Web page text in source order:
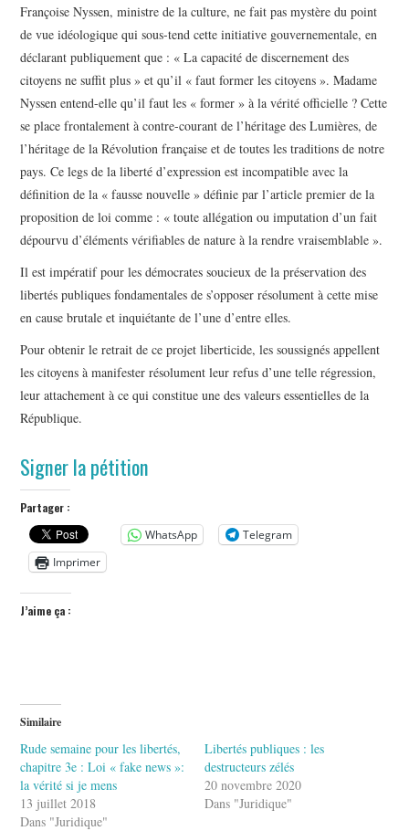
Françoise Nyssen, ministre de la culture, ne fait pas mystère du point
de vue idéologique qui sous-tend cette initiative gouvernementale, en
déclarant publiquement que : « La capacité de discernement des
citoyens ne suffit plus » et qu’il « faut former les citoyens ». Madame
Nyssen entend-elle qu’il faut les « former » à la vérité officielle ? Cette
se place frontalement à contre-courant de l’héritage des Lumières, de
l’héritage de la Révolution française et de toutes les traditions de notre
pays. Ce legs de la liberté d’expression est incompatible avec la
définition de la « fausse nouvelle » définie par l’article premier de la
proposition de loi comme : « toute allégation ou imputation d’un fait
dépourvu d’éléments vérifiables de nature à la rendre vraisemblable ».
Il est impératif pour les démocrates soucieux de la préservation des
libertés publiques fondamentales de s’opposer résolument à cette mise
en cause brutale et inquiétante de l’une d’entre elles.
Pour obtenir le retrait de ce projet liberticide, les soussignés appellent
les citoyens à manifester résolument leur refus d’une telle régression,
leur attachement à ce qui constitue une des valeurs essentielles de la
République.
Signer la pétition
Partager :
WhatsApp
Telegram
Imprimer
J’aime ça :
Similaire
Rude semaine pour les libertés,
chapitre 3e : Loi « fake news »:
la vérité si je mens
13 juillet 2018
Dans "Juridique"
Libertés publiques : les
destructeurs zélés
20 novembre 2020
Dans "Juridique"